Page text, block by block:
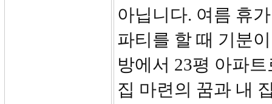
아닙니다. 여름 휴
파티를 할 때 기분
방에서 23평 아파
집 마련의 꿈과 내